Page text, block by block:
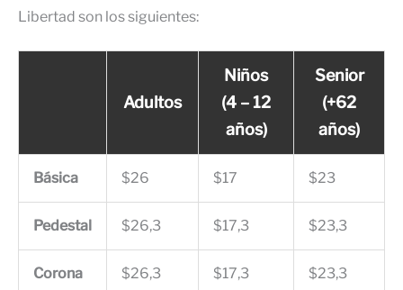
Libertad son los siguientes:
Adultos
Niños
(4 – 12
años)
Senior
(+62
años)
Básica $26 $17 $23
Pedestal $26,3 $17,3 $23,3
Corona $26,3 $17,3 $23,3